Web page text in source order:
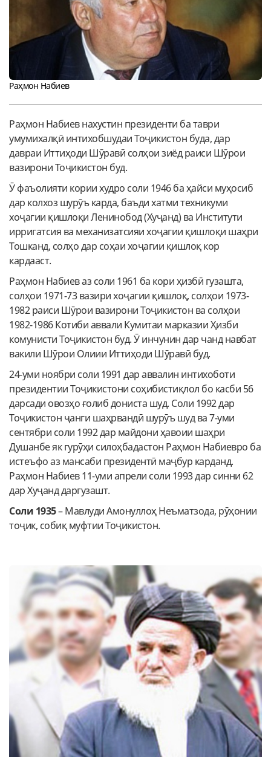
Раҳмон Набиев
Раҳмон Набиев нахустин президенти ба таври
умумихалқӣ интихобшудаи Тоҷикистон буда, дар
давраи Иттиҳоди Шӯравӣ солҳои зиёд раиси Шӯрои
вазирони Тоҷикистон буд.
Ӯ фаъолияти кории худро соли 1946 ба ҳайси муҳосиб
дар колхоз шурӯъ карда, баъди хатми техникуми
хоҷагии қишлоқи Ленинобод (Хуҷанд) ва Институти
ирригатсия ва механизатсияи хоҷагии қишлоқи шаҳри
Тошканд, солҳо дар соҳаи хоҷагии қишлоқ кор
кардааст.
Раҳмон Набиев аз соли 1961 ба кори ҳизбӣ гузашта,
солҳои 1971-73 вазири хоҷагии қишлоқ, солҳои 1973-
1982 раиси Шӯрои вазирони Тоҷикистон ва солҳои
1982-1986 Котиби аввали Кумитаи марказии Ҳизби
комунисти Тоҷикистон буд. Ӯ инчунин дар чанд навбат
вакили Шӯрои Олиии Иттиҳоди Шӯравӣ буд.
24-уми ноябри соли 1991 дар аввалин интихоботи
президентии Тоҷикистони соҳибистиқлол бо касби 56
дарсади овозҳо ғолиб дониста шуд. Соли 1992 дар
Тоҷикистон ҷанги шаҳрвандӣ шурӯъ шуд ва 7-уми
сентябри соли 1992 дар майдони ҳавоии шаҳри
Душанбе як гурӯҳи силоҳбадастон Раҳмон Набиевро ба
истеъфо аз мансаби президентӣ маҷбур карданд.
Раҳмон Набиев 11-уми апрели соли 1993 дар синни 62
дар Хуҷанд даргузашт.
Соли 1935– Мавлуди Амонуллоҳ Неъматзода, рӯҳонии
тоҷик, собиқ муфтии Тоҷикистон.